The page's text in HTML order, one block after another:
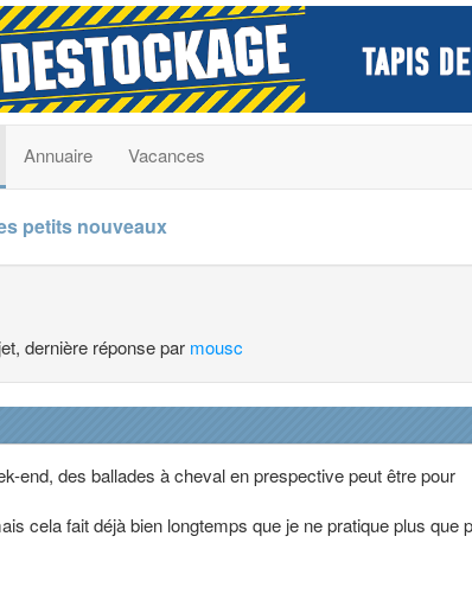
Annuaire Vacances
petits nouveaux
dernière réponse par mousc
end, des ballades à cheval en prespective peut être pour
cela fait déjà bien longtemps que je ne pratique plus que